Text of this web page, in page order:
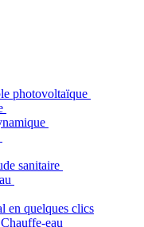
photovoltaïque
sanitaire
en quelques clics
eau